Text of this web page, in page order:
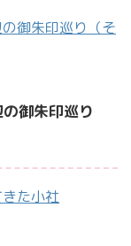
御朱印巡り